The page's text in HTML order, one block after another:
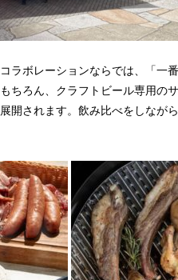
ラボレーションならでは、「一
ちろん、クラフトビール専用の
開されます。飲み比べをしなが